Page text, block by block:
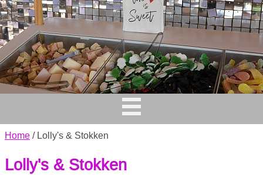
Home / Lolly's & Stokken
Lolly's & Stokken